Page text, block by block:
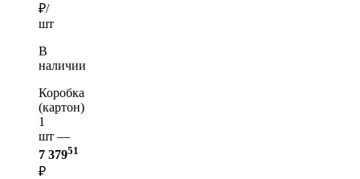
₽/
шт
В
наличии
Коробка
(картон)
1
шт —
7 37951
₽